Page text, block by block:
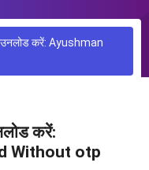
करें: Ayushman
करें:
Without otp